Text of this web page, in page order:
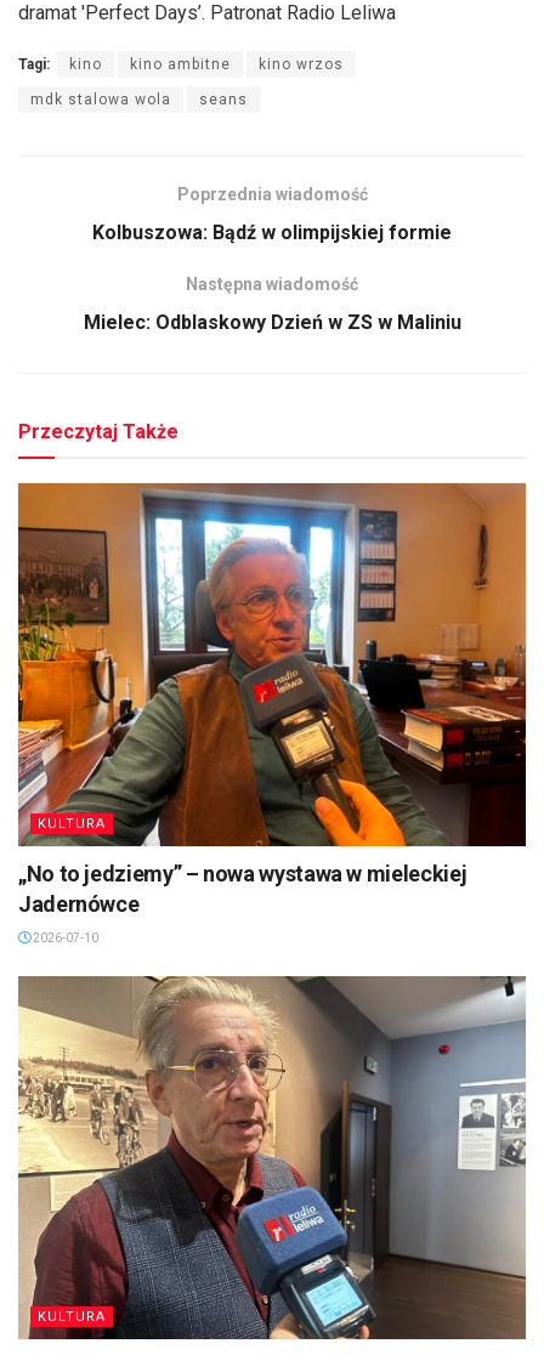
dramat 'Perfect Days’. Patronat Radio Leliwa
Tagi: kino kino ambitne kino wrzos
mdk stalowa wola seans
Poprzednia wiadomość
Kolbuszowa: Bądź w olimpijskiej formie
Następna wiadomość
Mielec: Odblaskowy Dzień w ZS w Maliniu
Przeczytaj Także
KULTURA
„No to jedziemy” – nowa wystawa w mieleckiej
Jadernówce
2026-07-10
KULTURA